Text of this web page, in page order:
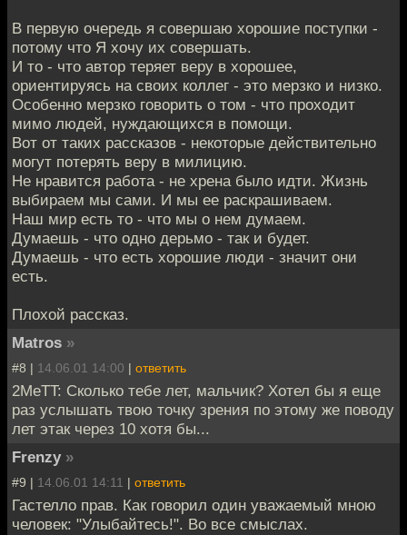
В первую очередь я совершаю хорошие поступки -
потому что Я хочу их совершать.
И то - что автор теряет веру в хорошее,
ориентируясь на своих коллег - это мерзко и низко.
Особенно мерзко говорить о том - что проходит
мимо людей, нуждающихся в помощи.
Вот от таких рассказов - некоторые действительно
могут потерять веру в милицию.
Не нравится работа - не хрена было идти. Жизнь
выбираем мы сами. И мы ее раскрашиваем.
Наш мир есть то - что мы о нем думаем.
Думаешь - что одно дерьмо - так и будет.
Думаешь - что есть хорошие люди - значит они
есть.
Плохой рассказ.
Matros »
#8 | 14.06.01 14:00 | ответить
2MeTT: Сколько тебе лет, мальчик? Хотел бы я еще
раз услышать твою точку зрения по этому же поводу
лет этак через 10 хотя бы...
Frenzy »
#9 | 14.06.01 14:11 | ответить
Гастелло прав. Как говорил один уважаемый мною
человек: "Улыбайтесь!". Во все смыслах.